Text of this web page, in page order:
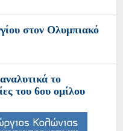
στον Ολυμπιακό
το
του 6ου ομίλου